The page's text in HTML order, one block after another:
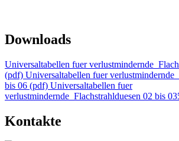
Downloads
Universaltabellen fuer
(pdf) Universaltabellen fuer
bis 06 (pdf) Universaltabellen fuer
verlustmindernde_Flachstrahlduesen 02 bis
Kontakte